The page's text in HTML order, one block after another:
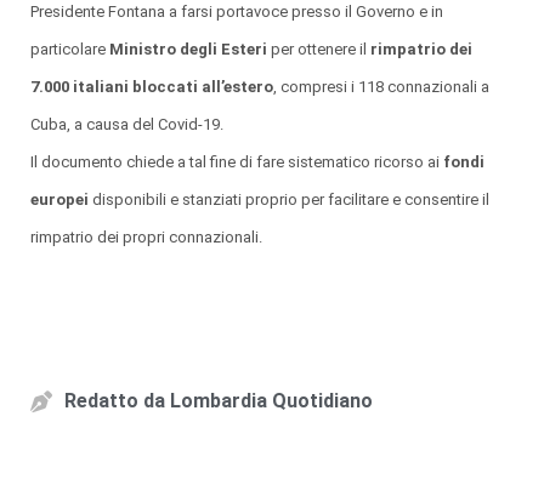
Presidente Fontana a farsi portavoce presso il Governo e in
particolare Ministro degli Esteri per ottenere il rimpatrio dei
7.000 italiani bloccati all’estero , compresi i 118 connazionali a
Cuba, a causa del Covid-19.
Il documento chiede a tal fine di fare sistematico ricorso ai fondi
europei disponibili e stanziati proprio per facilitare e consentire il
rimpatrio dei propri connazionali.
Redatto da Lombardia Quotidiano